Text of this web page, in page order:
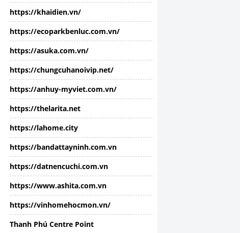
https://khaidien.vn/
https://ecoparkbenluc.com.vn/
https://asuka.com.vn/
https://chungcuhanoivip.net/
https://anhuy-myviet.com.vn/
https://thelarita.net
https://lahome.city
https://bandattayninh.com.vn
https://datnencuchi.com.vn
https://www.ashita.com.vn
https://vinhomehocmon.vn/
Thanh Phú Centre Point